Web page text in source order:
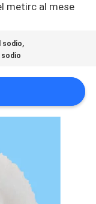
metirc al mese
sodio,
sodio